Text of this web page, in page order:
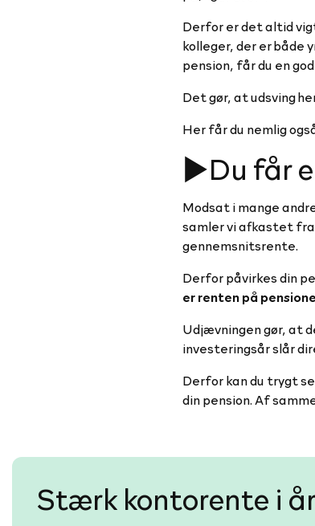
Derfor er det altid
kolleger, der er både
pension, får du en
Det gør, at udsving
Her får du nemlig
►Du får
Modsat i mange
samler vi afkastet
gennemsnitsrente.
Derfor påvirkes din
er renten på
Udjævningen gør, at
investeringsår slår
Derfor kan du trygt
din pension. Af
Stærk kontorente i